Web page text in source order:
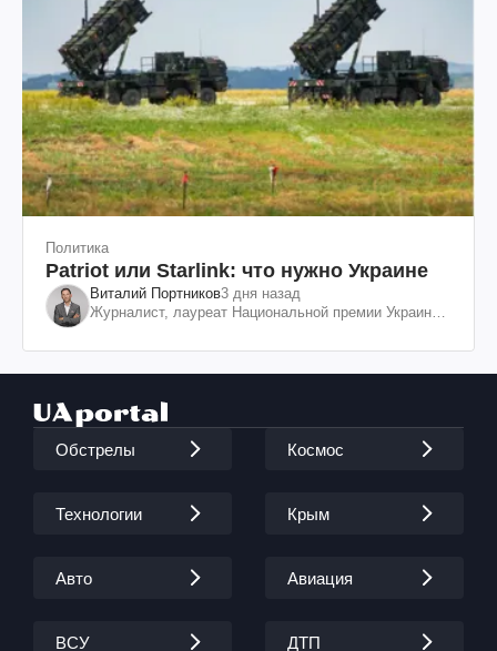
Политика
Patriot или Starlink: что нужно Украине
Виталий Портников3 дня назад
Журналист, лауреат Национальной премии Украины
Обстрелы Космос
Технологии Крым
Авто Авиация
ВСУ ДТП